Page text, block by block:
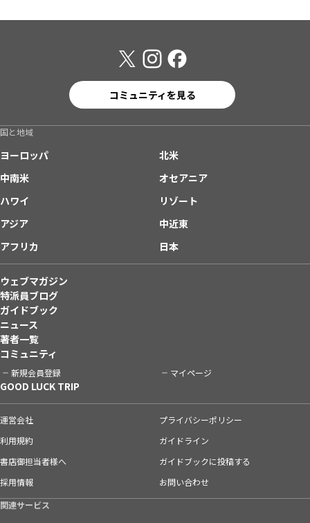
コミュニティを見る
国と地域
ヨーロッパ
北米
中南米
オセアニア
ハワイ
リゾート
アジア
中近東
アフリカ
日本
ウェブマガジン
特派員ブログ
ガイドブック
ニュース
著者一覧
コミュニティ
新規会員登録 マイページ
GOOD LUCK TRIP
運営会社
プライバシーポリシー
利用規約
ガイドライン
書店御担当者様へ
ガイドブックに投稿する
採用情報
お問い合わせ
関連サービス